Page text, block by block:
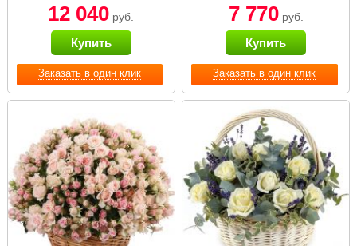
Заказать в один клик
12 040 руб.
Купить
Заказать в один клик
7 770руб.
Купить